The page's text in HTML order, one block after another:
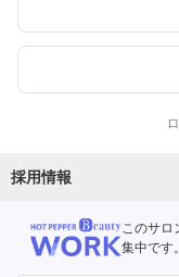
採用情報
このサロ
集中です。